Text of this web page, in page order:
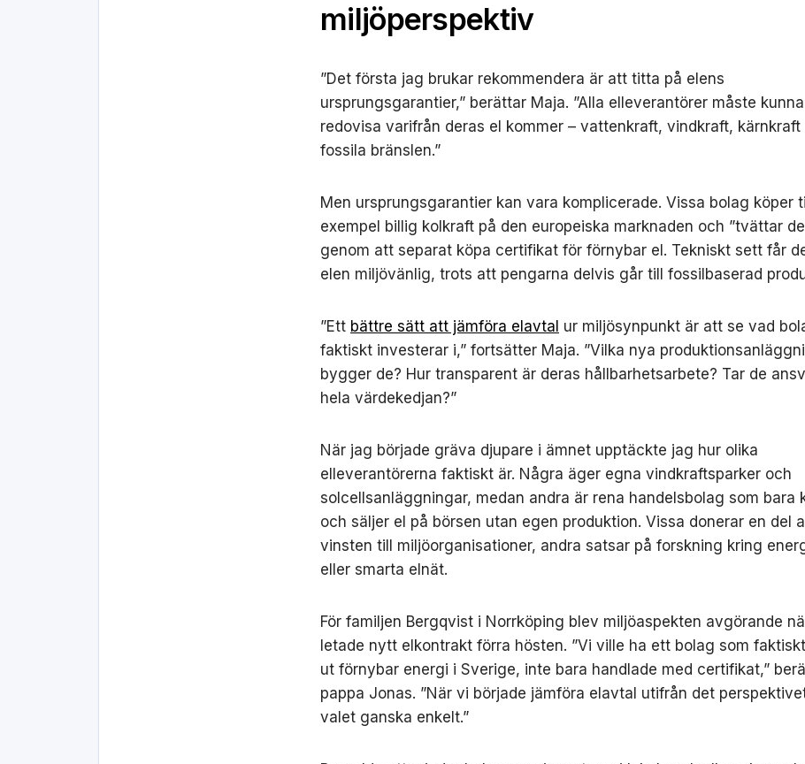
miljöperspektiv
”Det första jag brukar rekommendera är att titta på elens
ursprungsgarantier,” berättar Maja. ”Alla elleverantörer måste kunna
redovisa varifrån deras el kommer – vattenkraft, vindkraft, kärnkraft
fossila bränslen.”
Men ursprungsgarantier kan vara komplicerade. Vissa bolag köper till
exempel billig kolkraft på den europeiska marknaden och ”tvättar
genom att separat köpa certifikat för förnybar el. Tekniskt sett får
elen miljövänlig, trots att pengarna delvis går till fossilbaserad
”Ett bättre sätt att jämföra elavtal ur miljösynpunkt är att se vad
faktiskt investerar i,” fortsätter Maja. ”Vilka nya
bygger de? Hur transparent är deras hållbarhetsarbete? Tar de
hela värdekedjan?”
När jag började gräva djupare i ämnet upptäckte jag hur olika
elleverantörerna faktiskt är. Några äger egna vindkraftsparker och
solcellsanläggningar, medan andra är rena handelsbolag som bara
och säljer el på börsen utan egen produktion. Vissa donerar en del
vinsten till miljöorganisationer, andra satsar på forskning kring
eller smarta elnät.
För familjen Bergqvist i Norrköping blev miljöaspekten avgörande
letade nytt elkontrakt förra hösten. ”Vi ville ha ett bolag som
ut förnybar energi i Sverige, inte bara handlade med certifikat,”
pappa Jonas. ”När vi började jämföra elavtal utifrån det
valet ganska enkelt.”